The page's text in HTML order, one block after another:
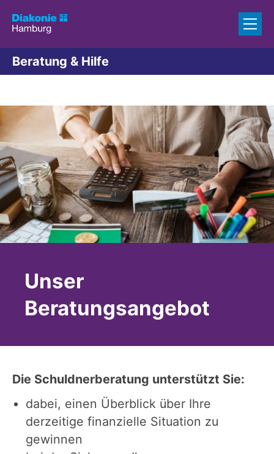
Beratung & Hilfe
Unser
Beratungsangebot
Die Schuldnerberatung unterstützt Sie:
dabei, einen Überblick über Ihre
derzeitige finanzielle Situation zu
gewinnen